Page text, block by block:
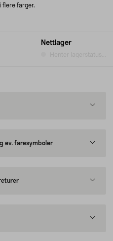
Nettlager
Henter lagerstatus...
flere farger.
ev. faresymboler